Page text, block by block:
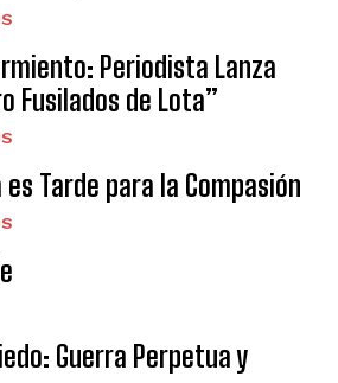
Periodista Lanza
Fusilados de Lota”
es Tarde para la Compasión
Guerra Perpetua y